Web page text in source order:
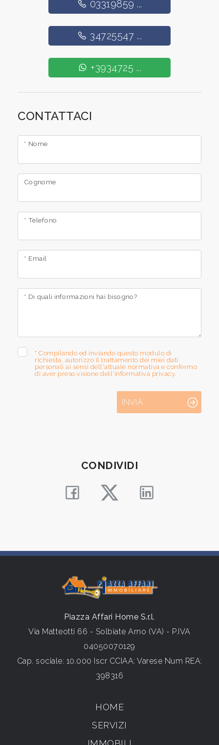
03319859 ...
34725547 ...
+3934725 ...
CONTATTACI
* Nome
Cognome
* Telefono
* Email
* Di quali informazioni hai bisogno?
*Compilando ed inviando questo modulo di
richiesta, autorizzo il trattamento dei miei dati
personali ai sensi dell'attuale normativa e confermo
di aver preso visione dell'informativa privacy.
INVIA
CONDIVIDI
Piazza Affari Home S.r.l.
Via Matteotti 66 - Solbiate Arno (VA) - P.IVA
04050070129
Cap. sociale: 10.000 Iscr CCIAA: Varese Num REA:
398316
HOME
SERVIZI